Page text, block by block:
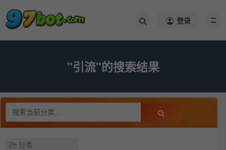
登录
"引流"的搜索结果
分类